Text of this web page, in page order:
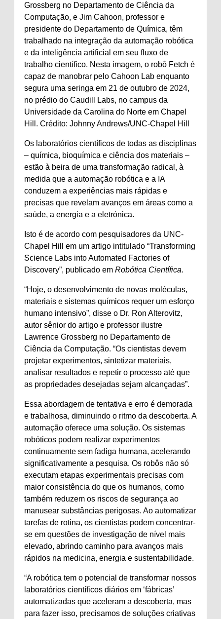
Grossberg no Departamento de Ciência da
Computação, e Jim Cahoon, professor e
presidente do Departamento de Química, têm
trabalhado na integração da automação robótica
e da inteligência artificial em seu fluxo de
trabalho científico. Nesta imagem, o robô Fetch é
capaz de manobrar pelo Cahoon Lab enquanto
segura uma seringa em 21 de outubro de 2024,
no prédio do Caudill Labs, no campus da
Universidade da Carolina do Norte em Chapel
Hill. Crédito: Johnny Andrews/UNC-Chapel Hill
Os laboratórios científicos de todas as disciplinas
– química, bioquímica e ciência dos materiais –
estão à beira de uma transformação radical, à
medida que a automação robótica e a IA
conduzem a experiências mais rápidas e
precisas que revelam avanços em áreas como a
saúde, a energia e a eletrónica.
Isto é de acordo com pesquisadores da UNC-
Chapel Hill em um artigo intitulado “Transforming
Science Labs into Automated Factories of
Discovery”, publicado em Robótica Científica.
“Hoje, o desenvolvimento de novas moléculas,
materiais e sistemas químicos requer um esforço
humano intensivo”, disse o Dr. Ron Alterovitz,
autor sênior do artigo e professor ilustre
Lawrence Grossberg no Departamento de
Ciência da Computação. “Os cientistas devem
projetar experimentos, sintetizar materiais,
analisar resultados e repetir o processo até que
as propriedades desejadas sejam alcançadas”.
Essa abordagem de tentativa e erro é demorada
e trabalhosa, diminuindo o ritmo da descoberta. A
automação oferece uma solução. Os sistemas
robóticos podem realizar experimentos
continuamente sem fadiga humana, acelerando
significativamente a pesquisa. Os robôs não só
executam etapas experimentais precisas com
maior consistência do que os humanos, como
também reduzem os riscos de segurança ao
manusear substâncias perigosas. Ao automatizar
tarefas de rotina, os cientistas podem concentrar-
se em questões de investigação de nível mais
elevado, abrindo caminho para avanços mais
rápidos na medicina, energia e sustentabilidade.
“A robótica tem o potencial de transformar nossos
laboratórios científicos diários em ‘fábricas’
automatizadas que aceleram a descoberta, mas
para fazer isso, precisamos de soluções criativas